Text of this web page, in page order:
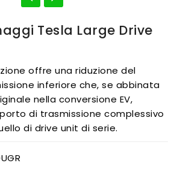
Tesla Large Drive
offre una riduzione del
inferiore che, se abbinata
nella conversione EV,
di trasmissione complessivo
di drive unit di serie.